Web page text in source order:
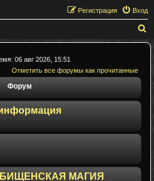
Вход
Регистрация
о
06 авг 2026, 15:51
Отметить все форумы как прочитанные
Форум
МАГИЯ